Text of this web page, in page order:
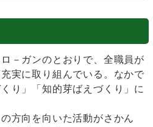
－ガンのとおりで、全職員が
実に取り組んでいる。なかで
り」「知的芽ばえづくり」に
方向を向いた活動がさかん